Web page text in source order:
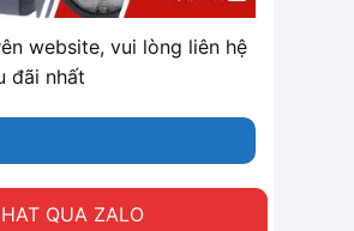
website, vui lòng liên hệ
đãi nhất
QUA ZALO